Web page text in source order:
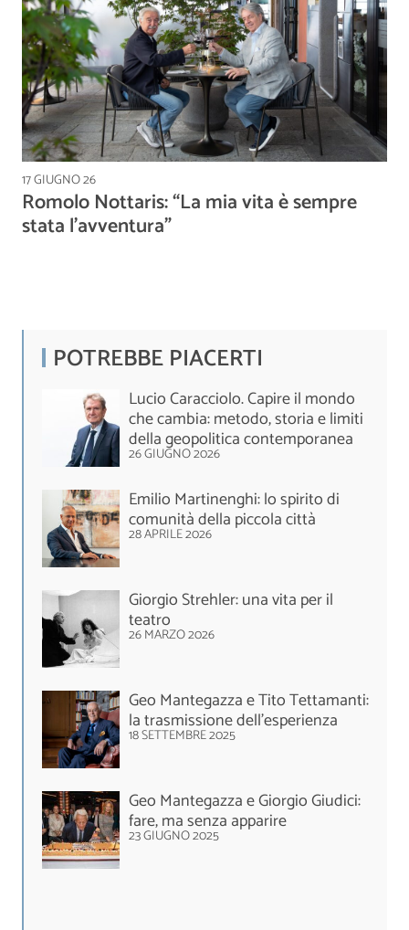
17 GIUGNO 26
Romolo Nottaris: “La mia vita è sempre
stata l’avventura”
POTREBBE PIACERTI
Lucio Caracciolo. Capire il mondo
che cambia: metodo, storia e limiti
della geopolitica contemporanea
26 GIUGNO 2026
Emilio Martinenghi: lo spirito di
comunità della piccola città
28 APRILE 2026
Giorgio Strehler: una vita per il
teatro
26 MARZO 2026
Geo Mantegazza e Tito Tettamanti:
la trasmissione dell’esperienza
18 SETTEMBRE 2025
Geo Mantegazza e Giorgio Giudici:
fare, ma senza apparire
23 GIUGNO 2025